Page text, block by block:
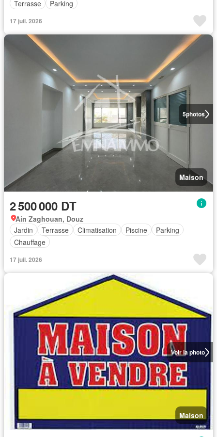
Terrasse
Parking
17 juil. 2026
5photos
Maison
2 500 000 DT
Ain Zaghouan, Douz
Jardin
Terrasse Climatisation Piscine
Parking
Chauffage
17 juil. 2026
Voir la photo
Maison